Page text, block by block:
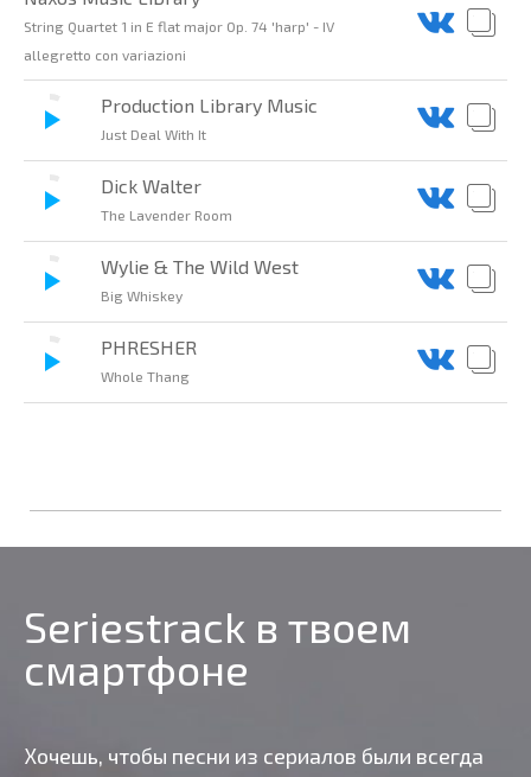
String Quartet 1 in E flat major Op. 74 'harp' - IV
allegretto con variazioni
Production Library Music
Just Deal With It
Dick Walter
The Lavender Room
Wylie & The Wild West
Big Whiskey
PHRESHER
Whole Thang
Seriestrack в твоем
смартфоне
Хочешь, чтобы песни из сериалов были всегда